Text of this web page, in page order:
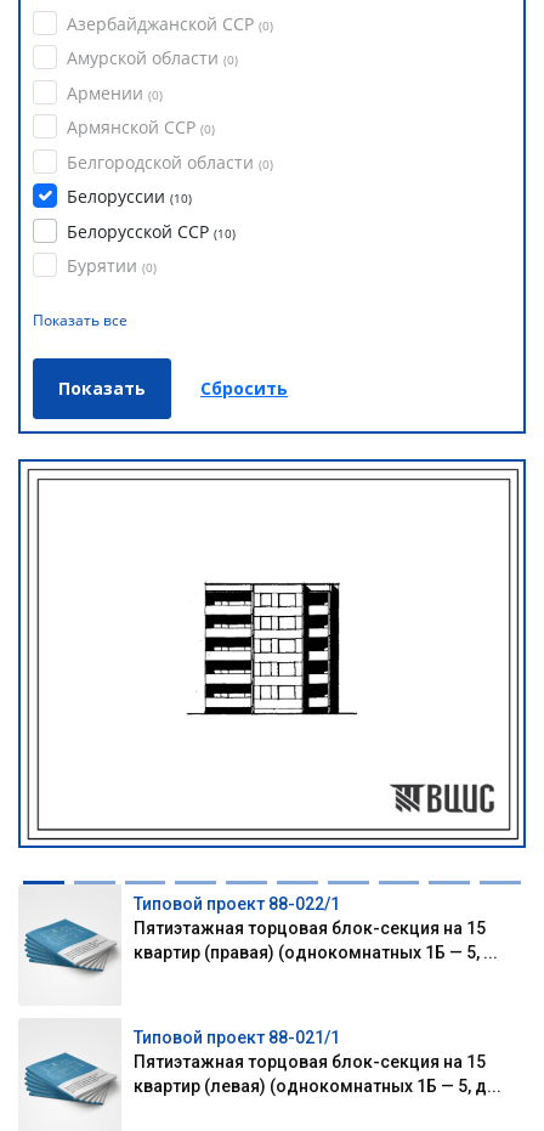
Азербайджанской ССР (0)
Амурской области (0)
Армении (0)
Армянской ССР (0)
Белгородской области (0)
Белоруссии (10)
Белорусской ССР (10)
Бурятии (0)
Показать все
Типовой проект 88-022/1
Пятиэтажная торцовая блок-секция на 15
квартир (правая) (однокомнатных 1Б — 5, ...
Типовой проект 88-021/1
Пятиэтажная торцовая блок-секция на 15
квартир (левая) (однокомнатных 1Б — 5, д...